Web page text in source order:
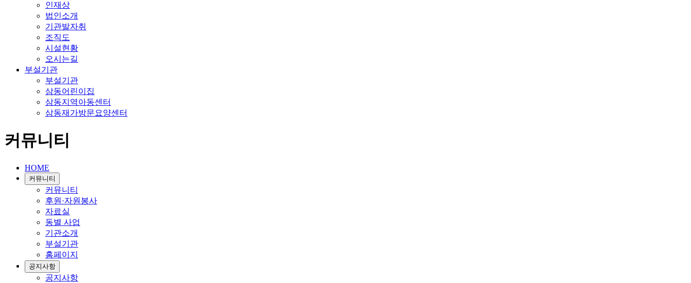
인재상
법인소개
기관발자취
조직도
시설현황
오시는길
부설기관
부설기관
삼동어린이집
삼동지역아동센터
삼동재가방문요양센터
커뮤니티
HOME
커뮤니티
커뮤니티
후원·자원봉사
자료실
동별 사업
기관소개
부설기관
홈페이지
공지사항
공지사항